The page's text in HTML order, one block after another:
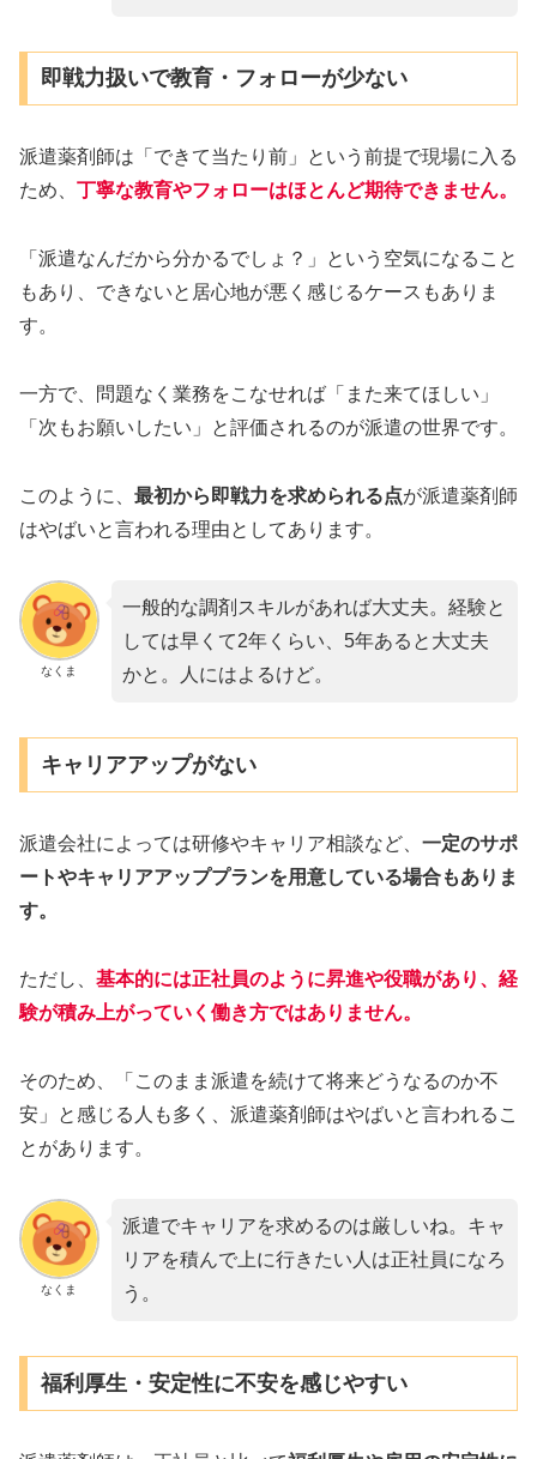
即戦力扱いで教育・フォローが少ない
派遣薬剤師は「できて当たり前」という前提で現場に入る
ため、 丁寧な教育やフォローはほとんど期待できません。
「派遣なんだから分かるでしょ？」という空気になること
もあり、できないと居心地が悪く感じるケースもありま
す。
一方で、問題なく業務をこなせれば「また来てほしい」
「次もお願いしたい」と評価されるのが派遣の世界です。
このように、 最初から即戦力を求められる点が派遣薬剤師
はやばいと言われる理由としてあります。
なくま
一般的な調剤スキルがあれば大丈夫。経験と
しては早くて2年くらい、5年あると大丈夫
かと。人にはよるけど。
キャリアアップがない
派遣会社によっては研修やキャリア相談など、 一定のサポ
ートやキャリアアッププランを用意している場合もありま
す。
ただし、 基本的には正社員のように昇進や役職があり、経
験が積み上がっていく働き方ではありません。
そのため、「このまま派遣を続けて将来どうなるのか不
安」と感じる人も多く、派遣薬剤師はやばいと言われるこ
とがあります。
なくま
派遣でキャリアを求めるのは厳しいね。キャ
リアを積んで上に行きたい人は正社員になろ
う。
福利厚生・安定性に不安を感じやすい